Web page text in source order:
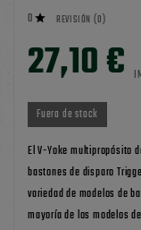
0  REVISIÓN (0)
27,10 €
Fuera de stock
El V-Yoke multipropósito
bastones de disparo
variedad de modelos de
mayoría de los modelos